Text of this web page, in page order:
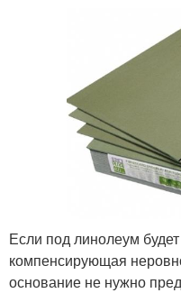
Если под линолеум
компенсирующая
основание не нужно